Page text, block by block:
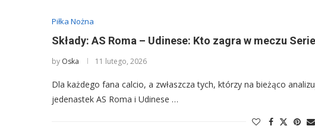
Piłka Nożna
Składy: AS Roma – Udinese: Kto zagra w meczu
by Oska 11 lutego, 2026
Dla każdego fana calcio, a zwłaszcza tych, którzy na bieżąco
jedenastek AS Roma i Udinese …